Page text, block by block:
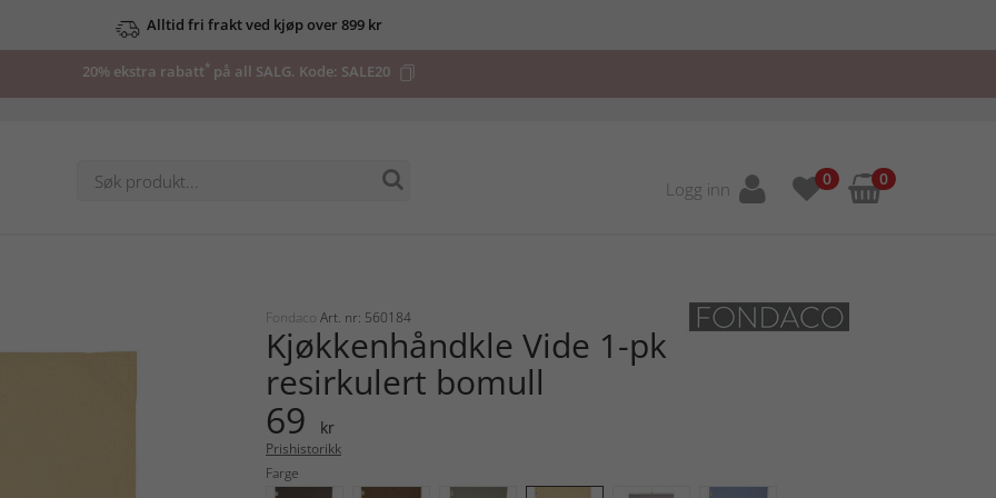
Alltid fri frakt ved kjøp over 899 kr
20% ekstra rabatt* på all SALG. Kode: SALE20
Logg inn 0 0
Fondaco Art. nr: 560184
Kjøkkenhåndkle Vide 1-pk
resirkulert bomull
69 kr
Prishistorikk
Farge